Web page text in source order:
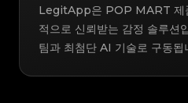
LegitApp은 POP MART 제
적으로 신뢰받는 감정 솔루션
팀과 최첨단 AI 기술로 구동됩